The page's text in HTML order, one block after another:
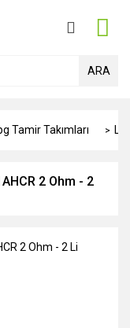
ARA
Tamir Takımları
2 Ohm - 2